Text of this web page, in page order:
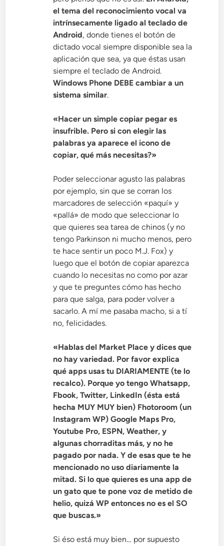
el tema del reconocimiento vocal va
intrínsecamente ligado al teclado de
Android, donde tienes el botón de
dictado vocal siempre disponible sea la
aplicación que sea, ya que éstas usan
siempre el teclado de Android.
Windows Phone DEBE cambiar a un
sistema similar.
«Hacer un simple copiar pegar es
insufrible. Pero si con elegir las
palabras ya aparece el icono de
copiar, qué más necesitas?»
Poder seleccionar agusto las palabras
por ejemplo, sin que se corran los
marcadores de selección «paquí» y
«pallá» de modo que seleccionar lo
que quieres sea tarea de chinos (y no
tengo Parkinson ni mucho menos, pero
te hace sentir un poco M.J. Fox) y
luego que el botón de copiar aparezca
cuando lo necesitas no como por azar
y que te preguntes cómo has hecho
para que salga, para poder volver a
sacarlo. A mí me pasaba macho, si a tí
no, felicidades.
«Hablas del Market Place y dices que
no hay variedad. Por favor explica
qué apps usas tu DIARIAMENTE (te lo
recalco). Porque yo tengo Whatsapp,
Fbook, Twitter, LinkedIn (ésta está
hecha MUY MUY bien) Fhotoroom (un
Instagram WP) Google Maps Pro,
Youtube Pro, ESPN, Weather, y
algunas chorraditas más, y no he
pagado por nada. Y de esas que te he
mencionado no uso diariamente la
mitad. Si lo que quieres es una app de
un gato que te pone voz de metido de
helio, quizá WP entonces no es el SO
que buscas.»
Si éso está muy bien… por supuesto